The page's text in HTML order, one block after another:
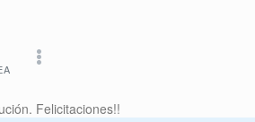
Felicitaciones!!